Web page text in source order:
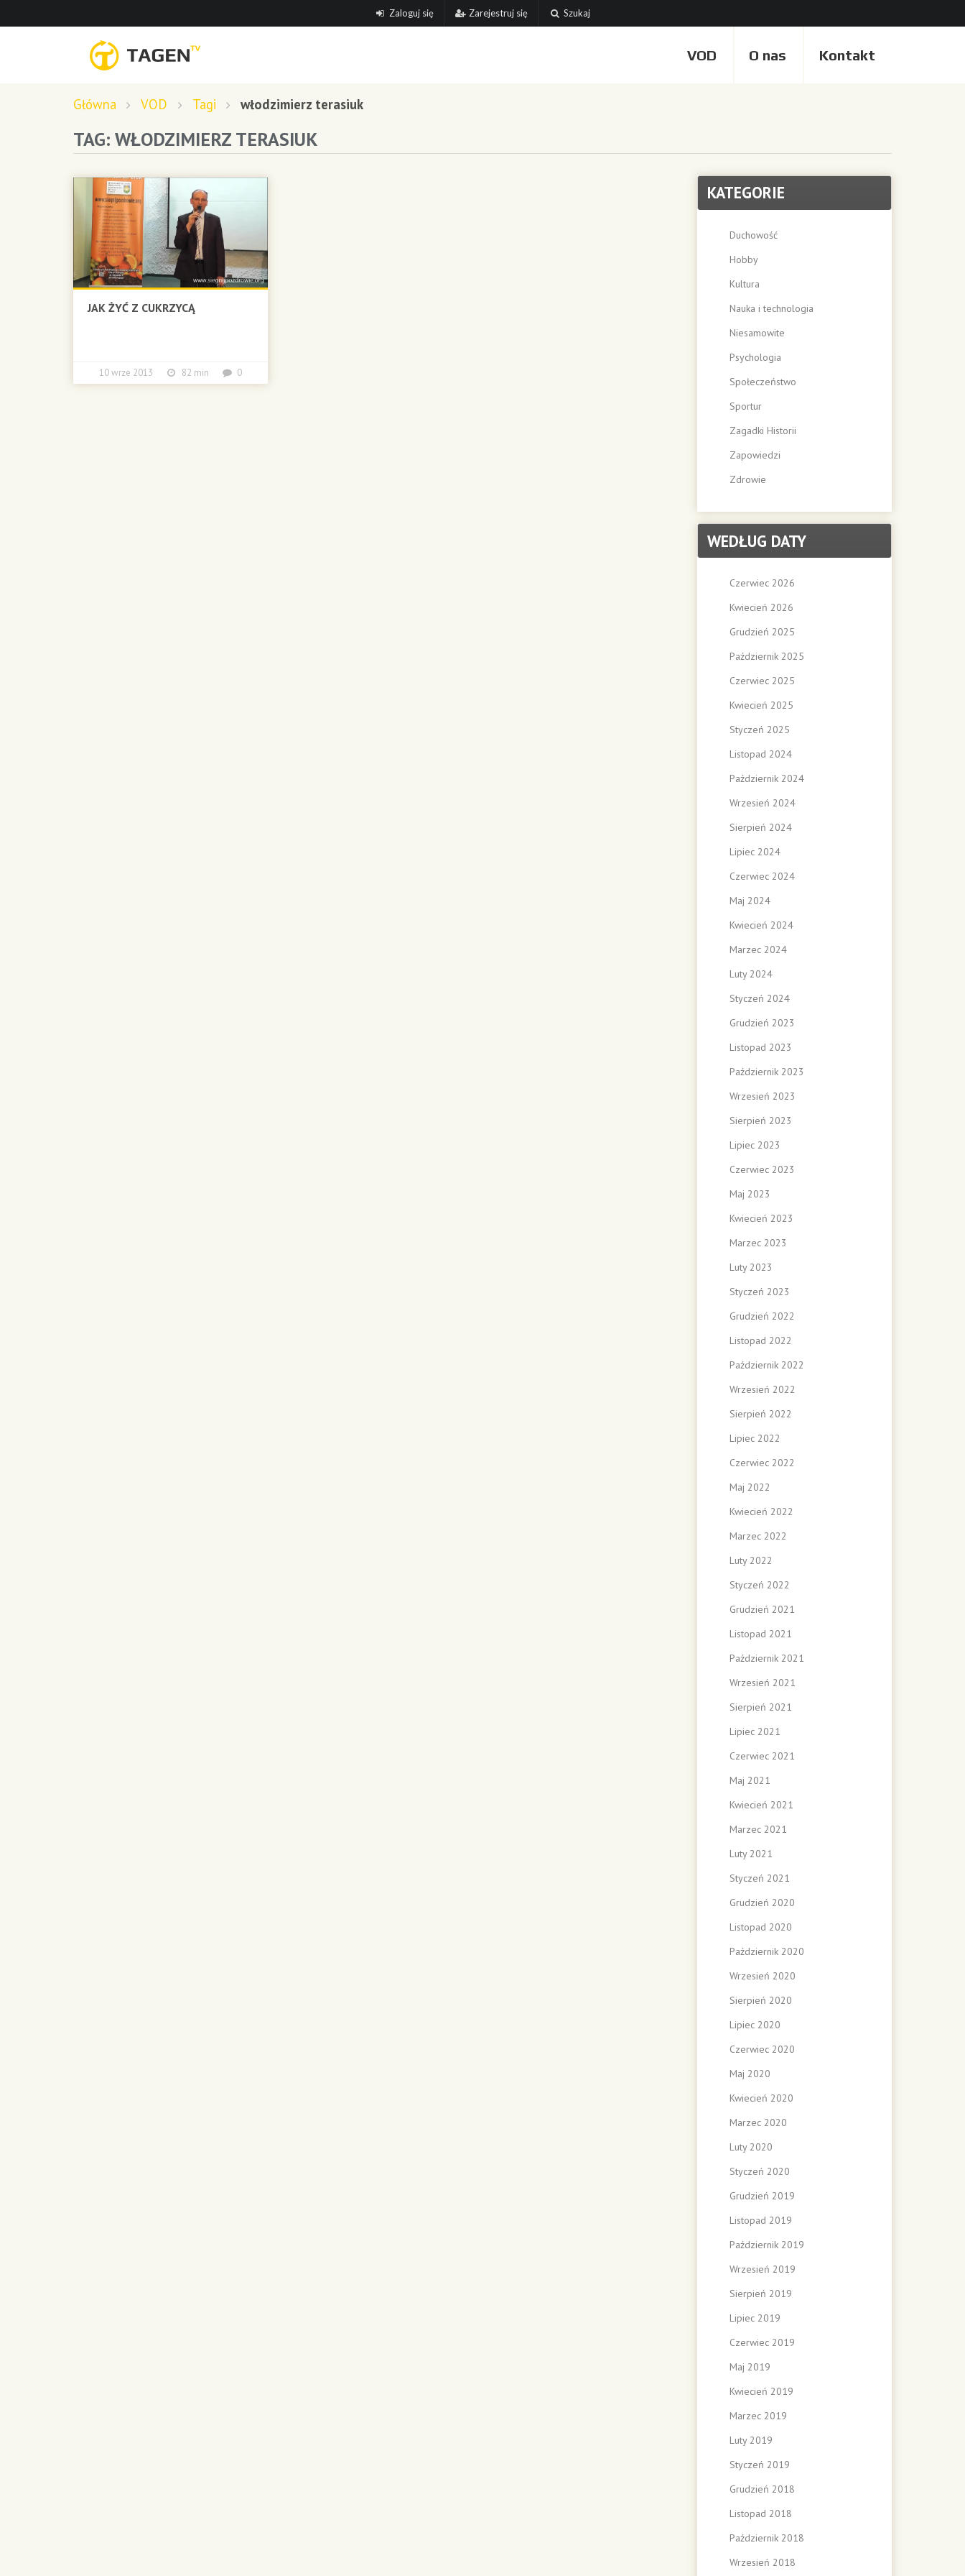
Zaloguj się Zarejestruj się Szukaj
VOD O nas Kontakt
Główna VOD Tagi włodzimierz terasiuk
TAG: WŁODZIMIERZ TERASIUK
JAK ŻYĆ Z CUKRZYCĄ
10 wrze 2013 82 min 0
KATEGORIE
Duchowość
Hobby
Kultura
Nauka i technologia
Niesamowite
Psychologia
Społeczeństwo
Sportur
Zagadki Historii
Zapowiedzi
Zdrowie
WEDŁUG DATY
Czerwiec 2026
Kwiecień 2026
Grudzień 2025
Październik 2025
Czerwiec 2025
Kwiecień 2025
Styczeń 2025
Listopad 2024
Październik 2024
Wrzesień 2024
Sierpień 2024
Lipiec 2024
Czerwiec 2024
Maj 2024
Kwiecień 2024
Marzec 2024
Luty 2024
Styczeń 2024
Grudzień 2023
Listopad 2023
Październik 2023
Wrzesień 2023
Sierpień 2023
Lipiec 2023
Czerwiec 2023
Maj 2023
Kwiecień 2023
Marzec 2023
Luty 2023
Styczeń 2023
Grudzień 2022
Listopad 2022
Październik 2022
Wrzesień 2022
Sierpień 2022
Lipiec 2022
Czerwiec 2022
Maj 2022
Kwiecień 2022
Marzec 2022
Luty 2022
Styczeń 2022
Grudzień 2021
Listopad 2021
Październik 2021
Wrzesień 2021
Sierpień 2021
Lipiec 2021
Czerwiec 2021
Maj 2021
Kwiecień 2021
Marzec 2021
Luty 2021
Styczeń 2021
Grudzień 2020
Listopad 2020
Październik 2020
Wrzesień 2020
Sierpień 2020
Lipiec 2020
Czerwiec 2020
Maj 2020
Kwiecień 2020
Marzec 2020
Luty 2020
Styczeń 2020
Grudzień 2019
Listopad 2019
Październik 2019
Wrzesień 2019
Sierpień 2019
Lipiec 2019
Czerwiec 2019
Maj 2019
Kwiecień 2019
Marzec 2019
Luty 2019
Styczeń 2019
Grudzień 2018
Listopad 2018
Październik 2018
Wrzesień 2018